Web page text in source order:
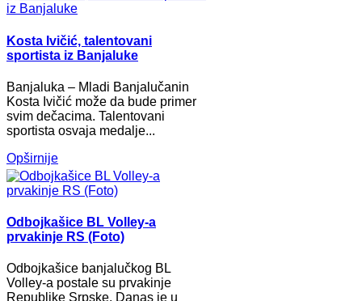
Kosta Ivičić, talentovani
sportista iz Banjaluke
Banjaluka – Mladi Banjalučanin
Kosta Ivičić može da bude primer
svim dečacima. Talentovani
sportista osvaja medalje...
Opširnije
Odbojkašice BL Volley-a
prvakinje RS (Foto)
Odbojkašice banjalučkog BL
Volley-a postale su prvakinje
Republike Srpske. Danas je u